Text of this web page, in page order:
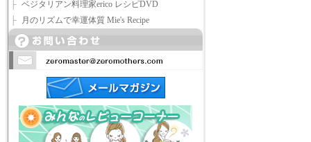
├ ベジタリアン料理家erico レシピDVD
├
月のリズムで幸運体質 Mie's Recipe